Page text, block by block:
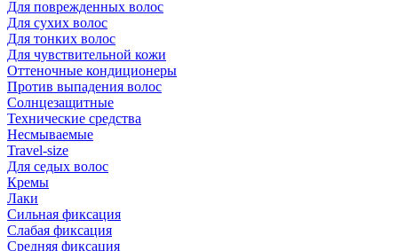
Для поврежденных волос
Для сухих волос
Для тонких волос
Для чувствительной кожи
Оттеночные кондиционеры
Против выпадения волос
Солнцезащитные
Технические средства
Несмываемые
Travel-size
Для седых волос
Кремы
Лаки
Сильная фиксация
Слабая фиксация
Средняя фиксация